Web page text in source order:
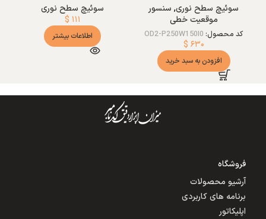
سوئیچ سطح نوری, سنسور
موقعیت خطی
کد محصول: OD2-P250W150I0
$ ۶۳۰
افزودن به سبد خرید
سوئیچ سطح نوری
$ ۱۱۱
اطلاعات بیشتر
فروشگاه
آرشیو محصولات
برنامه های کاربردی
اپلیکاتور